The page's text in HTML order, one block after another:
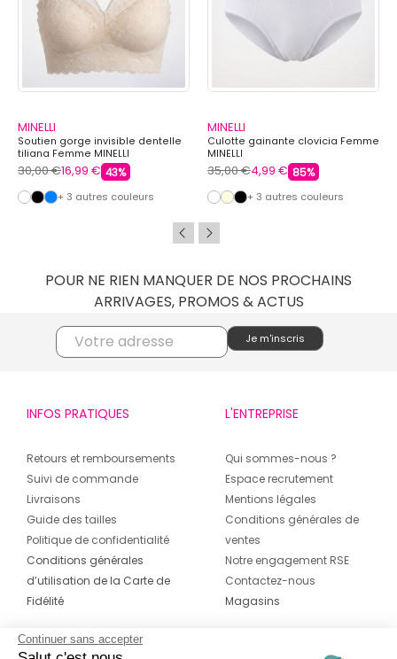
MINELLI
Soutien gorge invisible dentelle
tiliana Femme MINELLI
30,00 €16,99 € 43%
+ 3 autres couleurs
MINELLI
Culotte gainante clovicia Femme
MINELLI
35,00 €4,99 € 85%
+ 3 autres couleurs
POUR NE RIEN MANQUER DE NOS PROCHAINS
ARRIVAGES, PROMOS & ACTUS
INFOS PRATIQUES
Retours et remboursements
Suivi de commande
Livraisons
Guide des tailles
Politique de confidentialité
Conditions générales
d’utilisation de la Carte de
Fidélité
L'ENTREPRISE
Qui sommes-nous ?
Espace recrutement
Mentions légales
Conditions générales de
ventes
Notre engagement RSE
Contactez-nous
Magasins
CONTACT
Continuer sans accepter